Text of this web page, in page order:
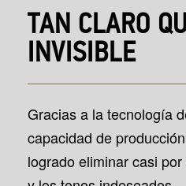
TAN CLARO
INVISIBLE
Gracias a la tecnología
capacidad de
logrado eliminar casi